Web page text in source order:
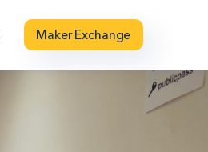
Maker Exchange